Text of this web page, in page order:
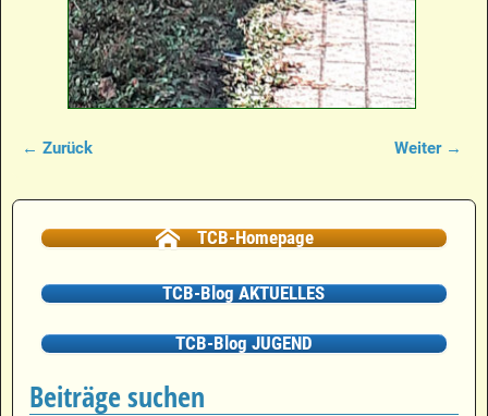
← Zurück Weiter →
TCB-Homepage
TCB-Blog AKTUELLES
TCB-Blog JUGEND
Beiträge suchen